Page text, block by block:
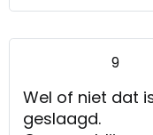
9
Wel of niet dat is
geslaagd.